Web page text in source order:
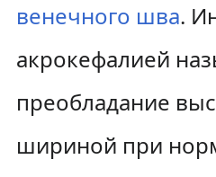
венечного шва.
акрокефалией
преобладание
шириной при